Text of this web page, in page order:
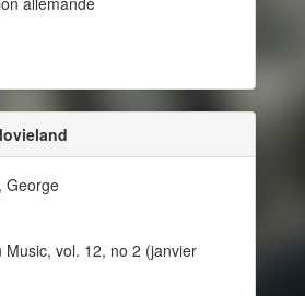
George
Music, vol. 12, no 2 (janvier